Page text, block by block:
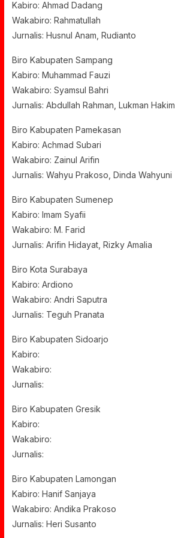
Kabiro: Ahmad Dadang
Wakabiro: Rahmatullah
Jurnalis: Husnul Anam, Rudianto
Biro Kabupaten Sampang
Kabiro: Muhammad Fauzi
Wakabiro: Syamsul Bahri
Jurnalis: Abdullah Rahman, Lukman Hakim
Biro Kabupaten Pamekasan
Kabiro: Achmad Subari
Wakabiro: Zainul Arifin
Jurnalis: Wahyu Prakoso, Dinda Wahyuni
Biro Kabupaten Sumenep
Kabiro: Imam Syafii
Wakabiro: M. Farid
Jurnalis: Arifin Hidayat, Rizky Amalia
Biro Kota Surabaya
Kabiro: Ardiono
Wakabiro: Andri Saputra
Jurnalis: Teguh Pranata
Biro Kabupaten Sidoarjo
Kabiro:
Wakabiro:
Jurnalis:
Biro Kabupaten Gresik
Kabiro:
Wakabiro:
Jurnalis:
Biro Kabupaten Lamongan
Kabiro: Hanif Sanjaya
Wakabiro: Andika Prakoso
Jurnalis: Heri Susanto